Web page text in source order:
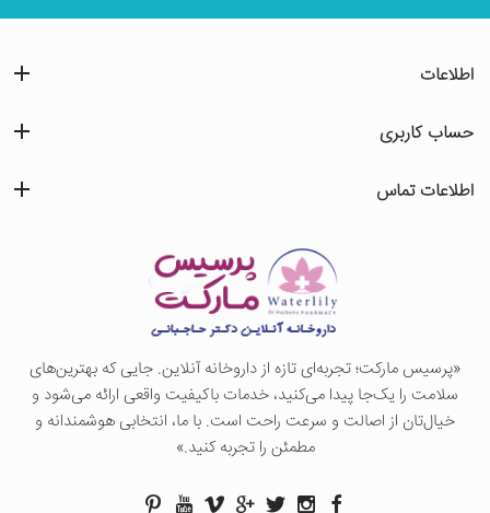
«پرسيس ماركت؛ تجربه‌ای تازه از داروخانه آنلاین. جایی که بهترین‌های
سلامت را یک‌جا پیدا می‌کنید، خدمات باکیفیت واقعی ارائه می‌شود و
خیال‌تان از اصالت و سرعت راحت است. با ما، انتخابی هوشمندانه و
مطمئن را تجربه کنید.»
اطلاعات
حساب کاربری
اطلاعات تماس